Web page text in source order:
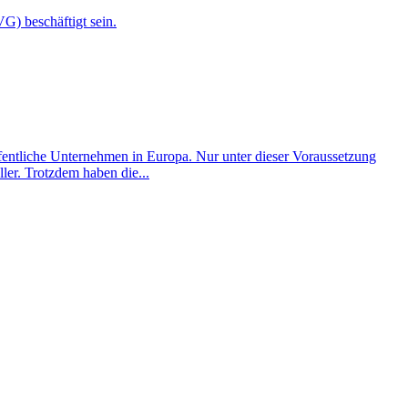
beschäftigt sein.
Unternehmen in Europa. Nur unter dieser Voraussetzung
Trotzdem haben die...